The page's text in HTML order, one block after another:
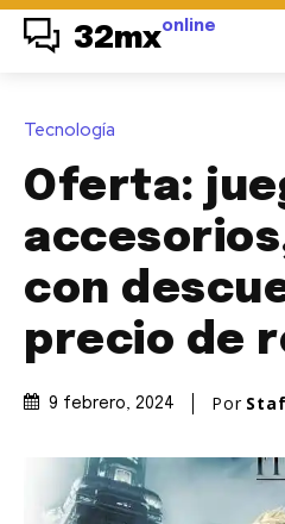
32mxonline
Tecnología
Oferta:
con
precio de
9 febrero, 2024 Por